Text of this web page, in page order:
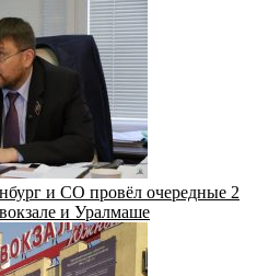
и СО провёл очередные 2
и Уралмаше